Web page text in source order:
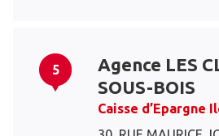
5
Agence LES
SOUS-BOIS
Caisse d’Epargne